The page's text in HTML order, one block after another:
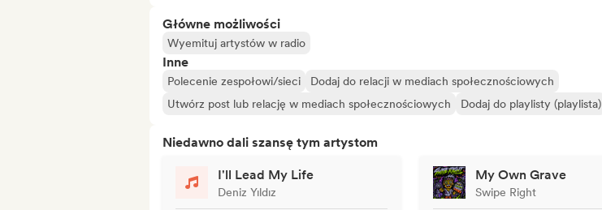
Główne możliwości
Wyemituj artystów w radio
Inne
Polecenie zespołowi/sieci
Dodaj do relacji w mediach społecznościowych
Utwórz post lub relację w mediach społecznościowych
Dodaj do playlisty (playlista)
Niedawno dali szansę tym artystom
I'll Lead My Life
Deniz Yıldız
My Own Grave
Swipe Right